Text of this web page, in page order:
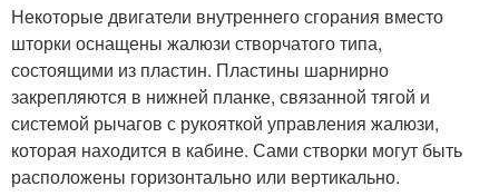
Некоторые двигатели внутреннего сгорания вместо
шторки оснащены жалюзи створчатого типа,
состоящими из пластин. Пластины шарнирно
закрепляются в нижней планке, связанной тягой и
системой рычагов с рукояткой управления жалюзи,
которая находится в кабине. Сами створки могут быть
расположены горизонтально или вертикально.